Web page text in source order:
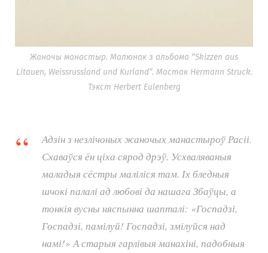
Жаночы манастыр. Малюнак з альбома “Skizzen aus
Litauen, Weissrussland und Kurland”. Мастак Hermann Struck.
Тэкст Herbert Eulenberg
Адзін з незлічоных жаночых манастыроў Расіі.
Схаваўся ён ціха сярод дрэў. Усхваляваныя
маладыя сёстры маліліся там. Іх бледныя
шчокі палалі ад любові да нашага Збаўцы, а
тонкія вусны няспынна шапталі: «Госпадзі,
Госпадзі, памілуй! Госпадзі, змілуйся над
намі!» А старыя гарлівыя манахіні, падобныя